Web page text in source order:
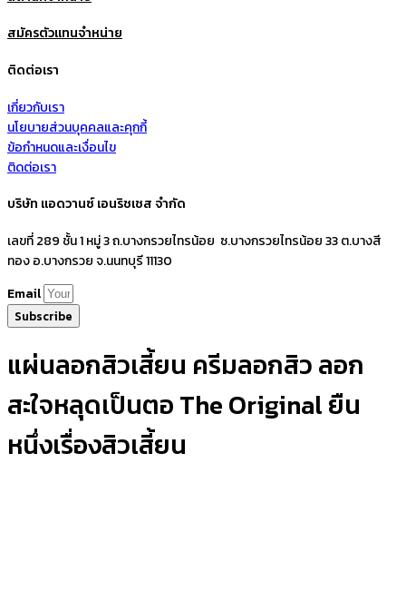
สมัครตัวแทนจำหน่าย
ติดต่อเรา
เกี่ยวกับเรา
นโยบายส่วนบุคคลและคุกกี้
ข้อกำหนดและเงื่อนไข
ติดต่อเรา
บริษัท แอดวานซ์ เอนริชเชส จำกัด
เลขที่ 289 ชั้น 1 หมู่ 3 ถ.บางกรวยไทรน้อย ซ.บางกรวยไทรน้อย 33 ต.บางสี
ทอง อ.บางกรวย จ.นนทบุรี 11130
Email
Subscribe
แผ่นลอกสิวเสี้ยน ครีมลอกสิว ลอก
สะใจหลุดเป็นตอ The Original ยืน
หนึ่งเรื่องสิวเสี้ยน